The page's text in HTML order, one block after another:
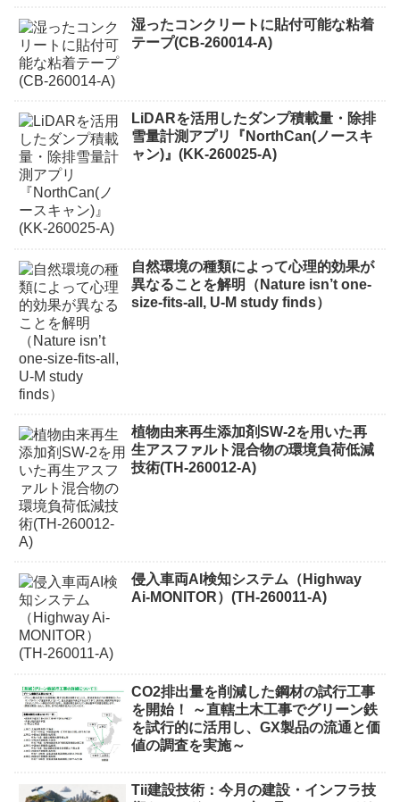
湿ったコンクリートに貼付可能な粘着
テープ(CB-260014-A)
LiDARを活用したダンプ積載量・除排
雪量計測アプリ『NorthCan(ノースキ
ャン)』(KK-260025-A)
自然環境の種類によって心理的効果が
異なることを解明（Nature isn’t one-
size-fits-all, U-M study finds）
植物由来再生添加剤SW-2を用いた再
生アスファルト混合物の環境負荷低減
技術(TH-260012-A)
侵入車両AI検知システム（Highway
Ai-MONITOR）(TH-260011-A)
CO2排出量を削減した鋼材の試行工事
を開始！ ～直轄土木工事でグリーン鉄
を試行的に活用し、GX製品の流通と価
値の調査を実施～
Tii建設技術：今月の建設・インフラ技